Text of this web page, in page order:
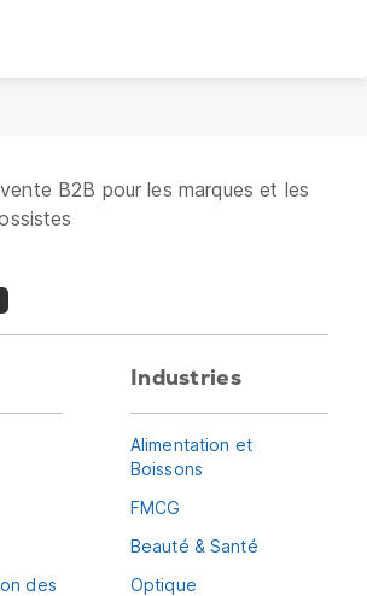
B2B pour les marques et les
des
Industries
Alimentation et
Boissons
FMCG
Beauté & Santé
Optique